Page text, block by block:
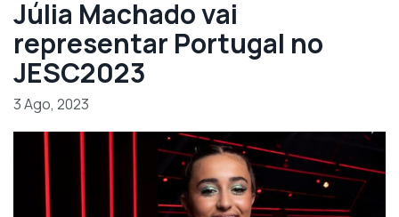
Júlia Machado vai
representar Portugal no
JESC2023
3 Ago, 2023